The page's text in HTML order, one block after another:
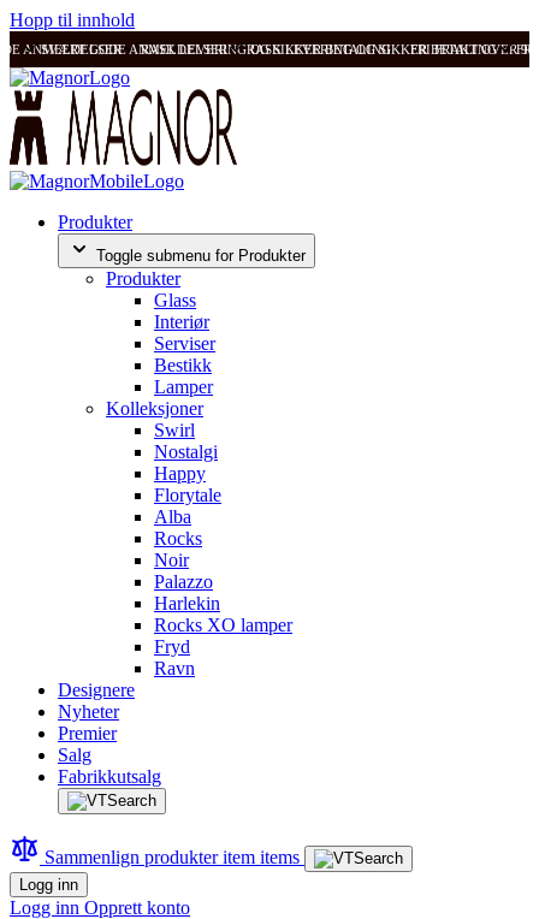
Hopp til innhold
ANMELDELSER RASK LEVERING OG SIKKER BETALING FRI FRAKT OVER
SVÆRT GODE ANMELDELSER RASK LEVERING OG SIKKER BETALING
Produkter
Toggle submenu for Produkter
Produkter
Glass
Interiør
Serviser
Bestikk
Lamper
Kolleksjoner
Swirl
Nostalgi
Happy
Florytale
Alba
Rocks
Noir
Palazzo
Harlekin
Rocks XO lamper
Fryd
Ravn
Designere
Nyheter
Premier
Salg
Fabrikkutsalg
Sammenlign produkteritem items
Logg inn
Logg inn Opprett konto